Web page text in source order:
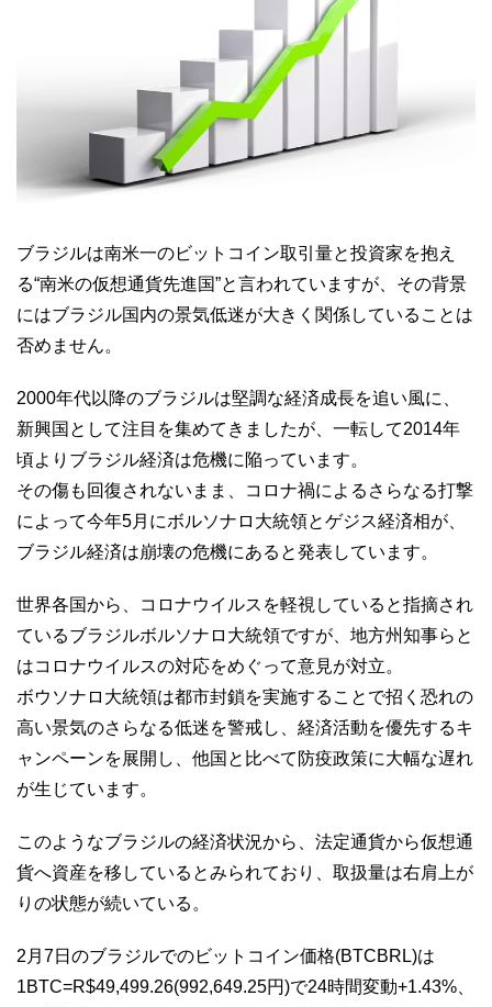
ブラジルは南米一のビットコイン取引量と投資家を抱え
る“南米の仮想通貨先進国”と言われていますが、その背景
にはブラジル国内の景気低迷が大きく関係していることは
否めません。
2000年代以降のブラジルは堅調な経済成長を追い風に、
新興国として注目を集めてきましたが、一転して2014年
頃よりブラジル経済は危機に陥っています。
その傷も回復されないまま、コロナ禍によるさらなる打撃
によって今年5月にボルソナロ大統領とゲジス経済相が、
ブラジル経済は崩壊の危機にあると発表しています。
世界各国から、コロナウイルスを軽視していると指摘され
ているブラジルボルソナロ大統領ですが、地方州知事らと
はコロナウイルスの対応をめぐって意見が対立。
ボウソナロ大統領は都市封鎖を実施することで招く恐れの
高い景気のさらなる低迷を警戒し、経済活動を優先するキ
ャンペーンを展開し、他国と比べて防疫政策に大幅な遅れ
が生じています。
このようなブラジルの経済状況から、法定通貨から仮想通
貨へ資産を移しているとみられており、取扱量は右肩上が
りの状態が続いている。
2月7日のブラジルでのビットコイン価格(BTCBRL)は
1BTC=R$49,499.26(992,649.25円)で24時間変動+1.43%、